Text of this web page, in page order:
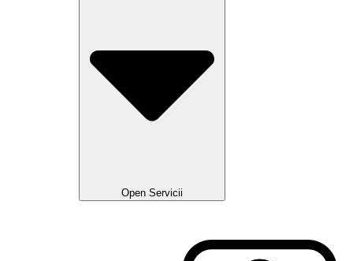
Open Servicii